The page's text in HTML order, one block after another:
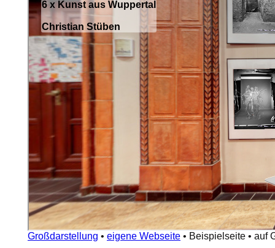
Großdarstellung • eigene Webseite • Beispielseite • auf